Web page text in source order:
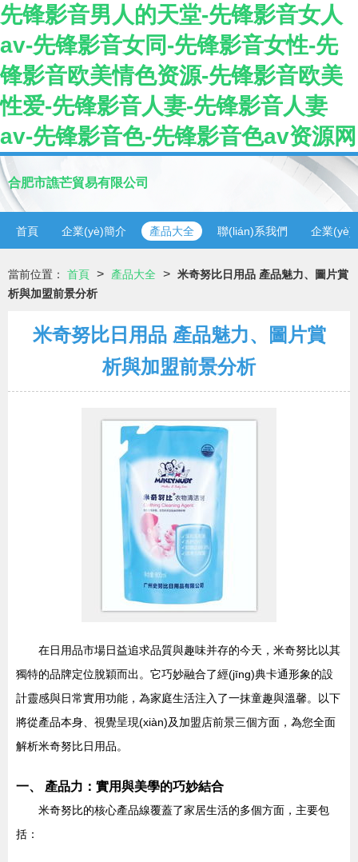
先锋影音男人的天堂-先锋影音女人
av-先锋影音女同-先锋影音女性-先
锋影音欧美情色资源-先锋影音欧美
性爱-先锋影音人妻-先锋影音人妻
av-先锋影音色-先锋影音色av资源网
合肥市譙芒貿易有限公司
首頁 企業(yè)簡介 產品大全 聯(lián)系我們 企業(yè)
當前位置： 首頁 > 產品大全 > 米奇努比日用品 產品魅力、圖片賞
析與加盟前景分析
米奇努比日用品 產品魅力、圖片賞
析與加盟前景分析
在日用品市場日益追求品質與趣味并存的今天，米奇努比以其
獨特的品牌定位脫穎而出。它巧妙融合了經(jīng)典卡通形象的設
計靈感與日常實用功能，為家庭生活注入了一抹童趣與溫馨。以下
將從產品本身、視覺呈現(xiàn)及加盟店前景三個方面，為您全面
解析米奇努比日用品。
一、 產品力：實用與美學的巧妙結合
米奇努比的核心產品線覆蓋了家居生活的多個方面，主要包
括：